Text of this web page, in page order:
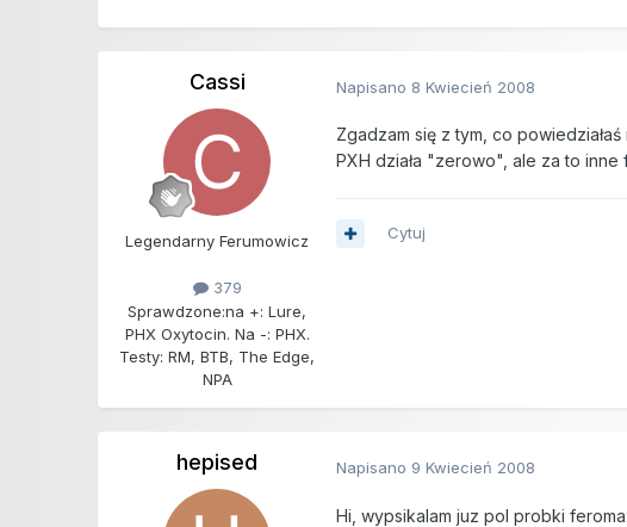
Cassi
Legendarny Ferumowicz
379
Sprawdzone:na +: Lure,
PHX Oxytocin. Na -: PHX.
Testy: RM, BTB, The Edge,
NPA
Napisano 8 Kwiecień 2008
Zgadzam się z tym, co
PXH działa "zerowo", ale za to
Cytuj
hepised Napisano 9 Kwiecień 2008
Hi, wypsikalam juz pol probki